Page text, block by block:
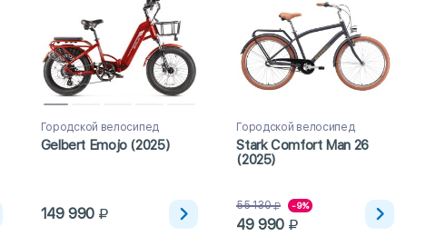
Городской велосипед
Gelbert Emojo (2025)
149 990
Городской велосипед
Stark Comfort Man 26
(2025)
55 130 -9%
49 990